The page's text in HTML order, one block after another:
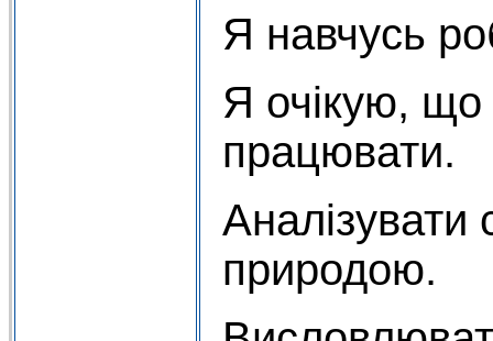
Я навчусь
Я очікую,
працювати.
Аналізувати
природою.